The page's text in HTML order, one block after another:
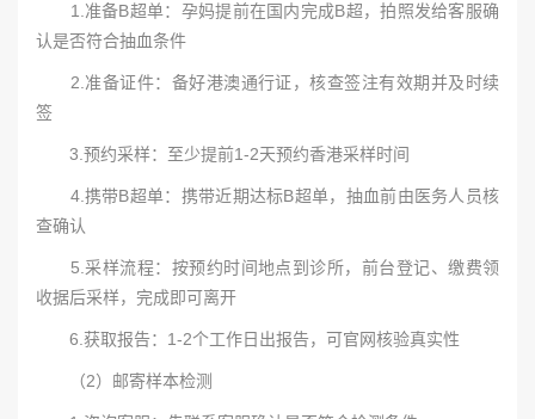
1.准备B超单：孕妈提前在国内完成B超，拍照发给客服确
认是否符合抽血条件
2.准备证件：备好港澳通行证，核查签注有效期并及时续
签
3.预约采样：至少提前1-2天预约香港采样时间
4.携带B超单：携带近期达标B超单，抽血前由医务人员核
查确认
5.采样流程：按预约时间地点到诊所，前台登记、缴费领
收据后采样，完成即可离开
6.获取报告：1-2个工作日出报告，可官网核验真实性
（2）邮寄样本检测